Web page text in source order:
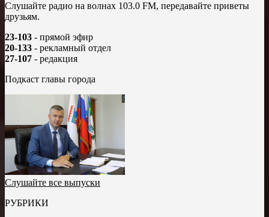
Слушайте радио на волнах 103.0 FM, передавайте приветы
друзьям.
23-103 - прямой эфир
20-133 - рекламный отдел
27-107 - редакция
Подкаст главы города
Слушайте все выпуски
РУБРИКИ